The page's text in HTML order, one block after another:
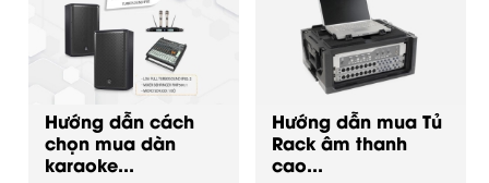
Hướng dẫn cách
chọn mua dàn
karaoke...
Hướng dẫn mua Tủ
Rack âm thanh
cao...